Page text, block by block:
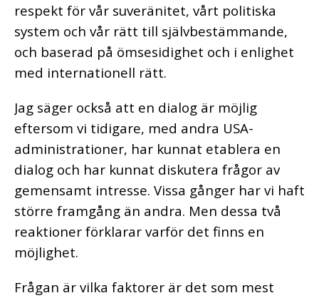
respekt för vår suveränitet, vårt politiska
system och vår rätt till självbestämmande,
och baserad på ömsesidighet och i enlighet
med internationell rätt.
Jag säger också att en dialog är möjlig
eftersom vi tidigare, med andra USA-
administrationer, har kunnat etablera en
dialog och har kunnat diskutera frågor av
gemensamt intresse. Vissa gånger har vi haft
större framgång än andra. Men dessa två
reaktioner förklarar varför det finns en
möjlighet.
Frågan är vilka faktorer är det som mest